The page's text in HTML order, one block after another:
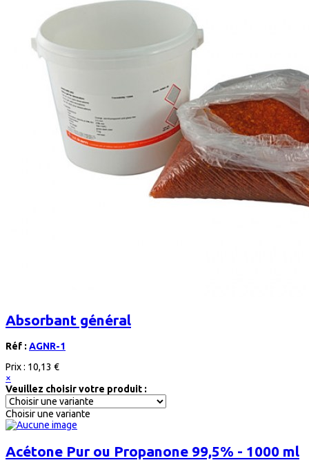
Absorbant général
Réf : AGNR-1
Prix : 10,13 €
×
Veuillez choisir votre produit :
Choisir une variante
Acétone Pur ou Propanone 99,5% - 1000 ml